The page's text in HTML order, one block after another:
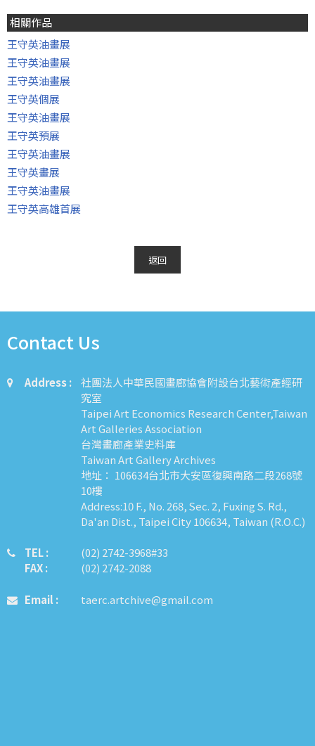
相關作品
王守英油畫展
王守英油畫展
王守英油畫展
王守英個展
王守英油畫展
王守英預展
王守英油畫展
王守英畫展
王守英油畫展
王守英高雄首展
返回
Contact Us
Address :
社團法人中華民國畫廊協會附設台北藝術產經研
究室
Taipei Art Economics Research Center,Taiwan
Art Galleries Association
台灣畫廊產業史料庫
Taiwan Art Gallery Archives
地址： 106634台北市大安區復興南路二段268號
10樓
Address:10 F., No. 268, Sec. 2, Fuxing S. Rd.,
Da'an Dist., Taipei City 106634, Taiwan (R.O.C.)
TEL :
FAX :
​​​​(02) 2742-3968#33
(02) 2742-2088
Email : taerc.artchive@gmail.com